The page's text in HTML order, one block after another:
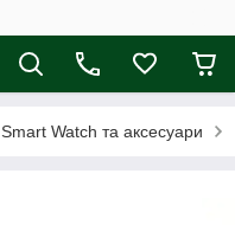
Smart Watch та аксесуари